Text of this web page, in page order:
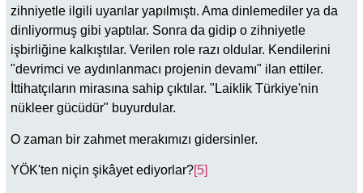
zihniyetle ilgili uyarılar yapılmıştı. Ama dinlemediler ya da
dinliyormuş gibi yaptılar. Sonra da gidip o zihniyetle
işbirliğine kalkıştılar. Verilen role razı oldular. Kendilerini
"devrimci ve aydınlanmacı projenin devamı" ilan ettiler.
İttihatçıların mirasına sahip çıktılar. "Laiklik Türkiye'nin
nükleer gücüdür" buyurdular.
O zaman bir zahmet merakımızı gidersinler.
YÖK'ten niçin şikâyet ediyorlar?[5]